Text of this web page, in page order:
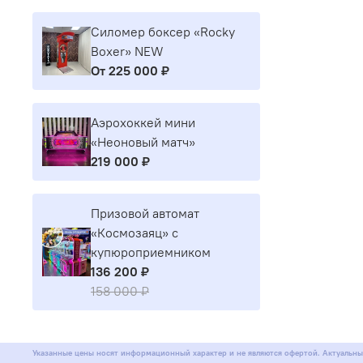
Силомер боксер «Rocky
Boxer» NEW
От 225 000 ₽
Аэрохоккей мини
«Неоновый матч»
219 000 ₽
Призовой автомат
«Космозаяц» с
купюроприемником
136 200 ₽
158 000 ₽
Указанные цены носят информационный характер и не являются офертой.